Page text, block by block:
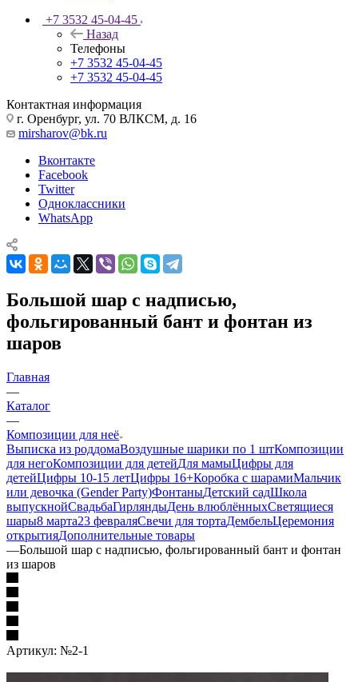
+7 3532 45-04-45
Назад
Телефоны
+7 3532 45-04-45
+7 3532 45-04-45
Контактная информация
г. Оренбург, ул. 70 ВЛКСМ, д. 16
mirsharov@bk.ru
Вконтакте
Facebook
Twitter
Одноклассники
WhatsApp
Большой шар с надписью,
фольгированный бант и фонтан из
шаров
Главная
—
Каталог
—
Композиции для неё
Выписка из роддомаВоздушные шарики по 1 штКомпозиции
для негоКомпозиции для детейДля мамыЦифры для
детейЦифры 10-15 летЦифры 16+Коробка с шарамиМальчик
или девочка (Gender Party)ФонтаныДетский садШкола
выпускнойСвадьбаГирляндыДень влюблённыхСветящиеся
шары8 марта23 февраляСвечи для тортаДембельЦеремония
открытияДополнительные товары
—Большой шар с надписью, фольгированный бант и фонтан
из шаров
Артикул: №2-1